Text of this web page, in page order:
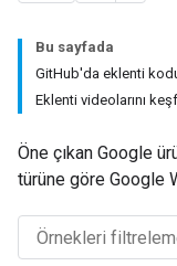
Bu sayfada
GitHub'da eklenti
Eklenti videolarını
Öne çıkan Google
türüne göre Google